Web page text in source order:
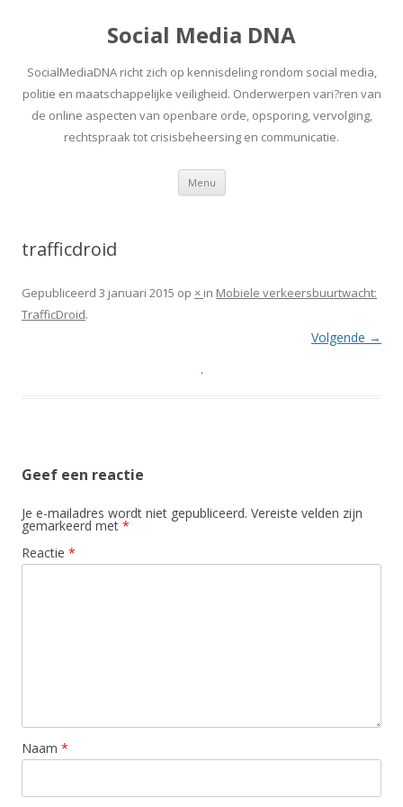
Social Media DNA
SocialMediaDNA richt zich op kennisdeling rondom social media,
politie en maatschappelijke veiligheid. Onderwerpen vari?ren van
de online aspecten van openbare orde, opsporing, vervolging,
rechtspraak tot crisisbeheersing en communicatie.
Menu Spring
inhoud
trafficdroid
Gepubliceerd 3 januari 2015 op × in Mobiele verkeersbuurtwacht:
TrafficDroid.
Volgende →
Geef een reactie
Je e-mailadres wordt niet gepubliceerd. Vereiste velden zijn
gemarkeerd met *
Reactie *
Naam *